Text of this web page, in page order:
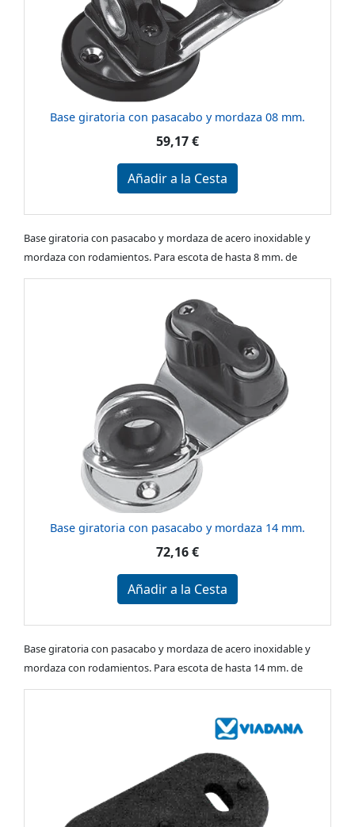
Base giratoria con pasacabo y mordaza 08 mm.
59,17 €
Añadir a la Cesta
Base giratoria con pasacabo y mordaza de acero inoxidable y
mordaza con rodamientos. Para escota de hasta 8 mm. de
Base giratoria con pasacabo y mordaza 14 mm.
72,16 €
Añadir a la Cesta
Base giratoria con pasacabo y mordaza de acero inoxidable y
mordaza con rodamientos. Para escota de hasta 14 mm. de